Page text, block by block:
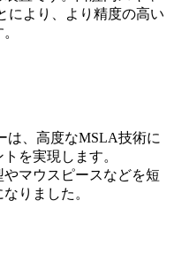
により、より精度の高い
は、高度なMSLA技術に
を実現します。
マウスピースなどを短
りました。